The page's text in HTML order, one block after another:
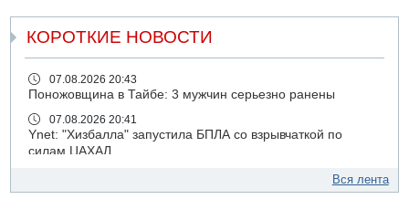
КОРОТКИЕ НОВОСТИ
07.08.2026 20:43
Поножовщина в Тайбе: 3 мужчин серьезно ранены
07.08.2026 20:41
Ynet: "Хизбалла" запустила БПЛА со взрывчаткой по
силам ЦАХАЛ
ДТП в Ашдоде: тяжело ранены двое маленьких детей
Вся лента